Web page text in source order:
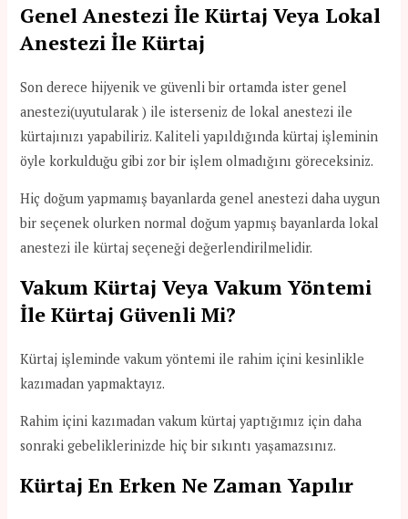
Genel Anestezi İle Kürtaj Veya Lokal
Anestezi İle Kürtaj
Son derece hijyenik ve güvenli bir ortamda ister genel
anestezi(uyutularak ) ile isterseniz de lokal anestezi ile
kürtajınızı yapabiliriz. Kaliteli yapıldığında kürtaj işleminin
öyle korkulduğu gibi zor bir işlem olmadığını göreceksiniz.
Hiç doğum yapmamış bayanlarda genel anestezi daha uygun
bir seçenek olurken normal doğum yapmış bayanlarda lokal
anestezi ile kürtaj seçeneği değerlendirilmelidir.
Vakum Kürtaj Veya Vakum Yöntemi
İle Kürtaj Güvenli Mi?
Kürtaj işleminde vakum yöntemi ile rahim içini kesinlikle
kazımadan yapmaktayız.
Rahim içini kazımadan vakum kürtaj yaptığımız için daha
sonraki gebeliklerinizde hiç bir sıkıntı yaşamazsınız.
Kürtaj En Erken Ne Zaman Yapılır